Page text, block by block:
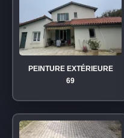
PEINTURE EXTÉRIEURE
69